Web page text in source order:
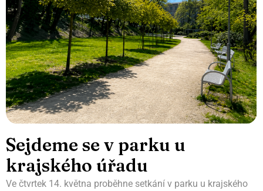
Sejdeme se v parku u
krajského úřadu
Ve čtvrtek 14. května proběhne setkání v parku u krajského